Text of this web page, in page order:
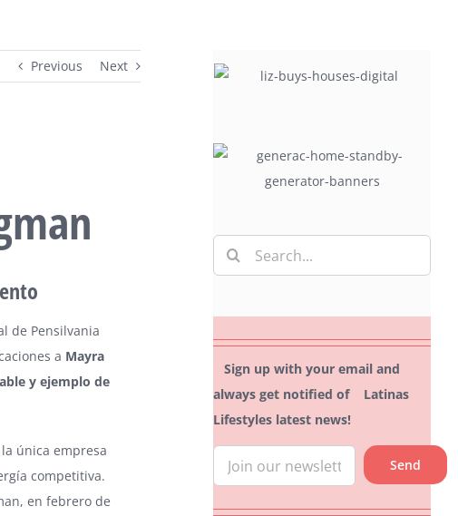
Previous Next
de Pensilvania
a Mayra
y ejemplo de
única empresa
competitiva.
en febrero de
Search
for:
Sign up with your email and
always get notified of Latinas
Lifestyles latest news!